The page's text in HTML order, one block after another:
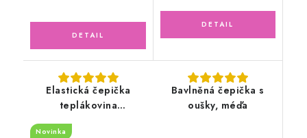
Elastická čepička
teplákovina
bílo/modrá, Bagr
Novinka
Bavlněná čepička s
oušky, méďa